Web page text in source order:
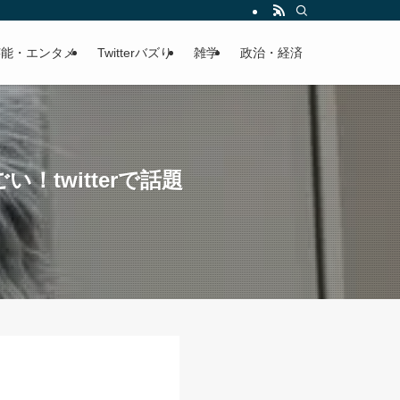
・エンタメ Twitterバズり 雑学 政治・経済
い！twitterで話題